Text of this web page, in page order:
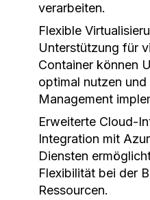
verarbeiten.
Flexible
Unterstützung für
Container können
optimal nutzen
Management
Erweiterte Cloud-
Integration mit
Diensten
Flexibilität bei der
Ressourcen.